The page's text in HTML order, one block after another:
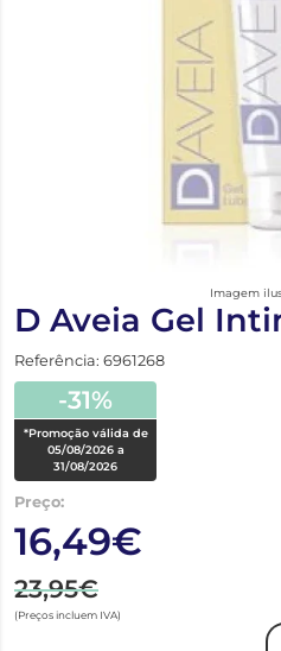
Imagem
D Aveia Gel
Referência: 6961268
-31%
*Promoção válida de
05/08/2026 a
31/08/2026
Preço:
16,49€
23,95€
(Preços incluem IVA)